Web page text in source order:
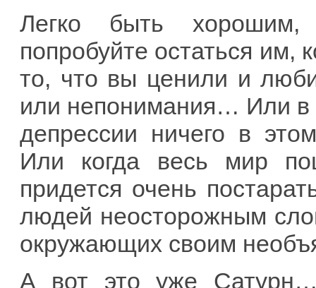
Легко быть
попробуйте остаться им,
то, что вы ценили и
или непонимания… Или в
депрессии ничего в
Или когда весь мир
придется очень
людей неосторожным
окружающих своим
А вот это уже